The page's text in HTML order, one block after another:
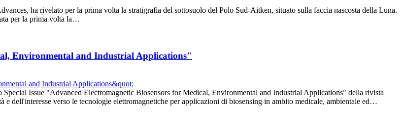
ha rivelato per la prima volta la stratigrafia del sottosuolo del Polo Sud-Aitken, situato sulla faccia nascosta della Luna.
per la prima volta la…
Environmental and Industrial Applications"
Issue "Advanced Electromagnetic Biosensors for Medical, Environmental and Industrial Applications" della rivista
e dell'interesse verso le tecnologie elettromagnetiche per applicazioni di biosensing in ambito medicale, ambientale ed…